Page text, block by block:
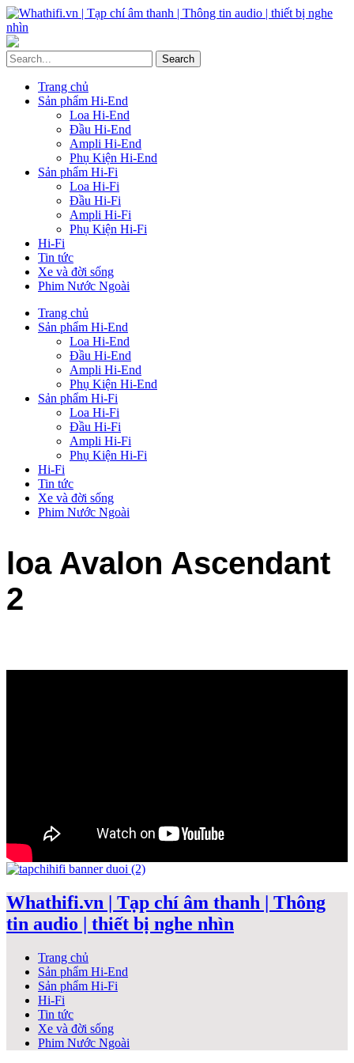
Trang chủ
Sản phẩm Hi-End
Loa Hi-End
Đầu Hi-End
Ampli Hi-End
Phụ Kiện Hi-End
Sản phẩm Hi-Fi
Loa Hi-Fi
Đầu Hi-Fi
Ampli Hi-Fi
Phụ Kiện Hi-Fi
Hi-Fi
Tin tức
Xe và đời sống
Phim Nước Ngoài
Trang chủ
Sản phẩm Hi-End
Loa Hi-End
Đầu Hi-End
Ampli Hi-End
Phụ Kiện Hi-End
Sản phẩm Hi-Fi
Loa Hi-Fi
Đầu Hi-Fi
Ampli Hi-Fi
Phụ Kiện Hi-Fi
Hi-Fi
Tin tức
Xe và đời sống
Phim Nước Ngoài
loa Avalon Ascendant
2
Whathifi.vn | Tạp chí âm thanh | Thông
tin audio | thiết bị nghe nhìn
Trang chủ
Sản phẩm Hi-End
Sản phẩm Hi-Fi
Hi-Fi
Tin tức
Xe và đời sống
Phim Nước Ngoài